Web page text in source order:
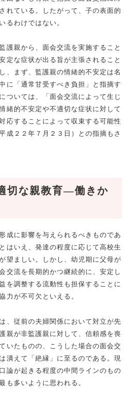
れている。したがって、子の表面的
るわけではない。
親から、面会交流を実施すること
定な症状が出る旨が主張されること
、まず、監護親の情緒的不安定は名
に「通常甘受すべき負担」と指摘す
ついては、「面会交流によって生じ
緒的不安定や不適切な症状に対して
応することによって収束する可能性
成２２年７月２３日）との指摘もさ
切な親教育―働きか
に影響を与えられるべきものであ
はいえ、発達の程度に応じて高校生
望ましい。しかし、幼児期に父母が
交流を長期的かつ継続的に、安定し
を調整する流動性も担保することに
力が不可欠といえる。
従前の夫婦関係において対立が先
親が非監護親に対して、信頼感を喪
いたものの、こうした場合の面会交
潰えて「絶縁」に至るのである。現
論が起きる程度の中間ラインのもの
も多いように思われる。